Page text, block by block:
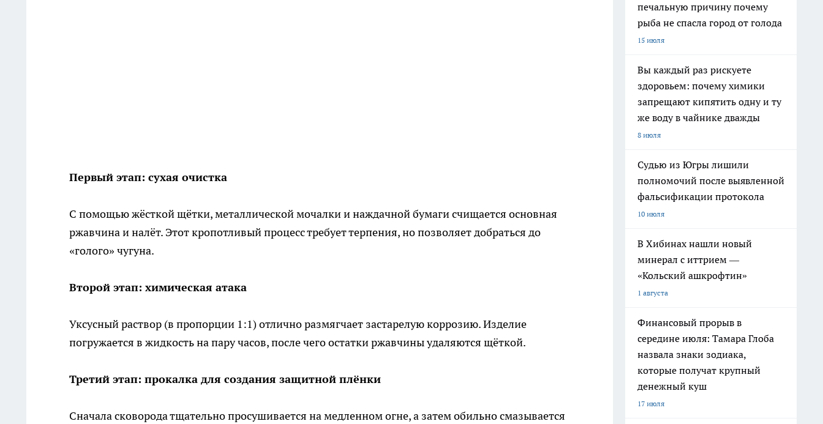
Первый этап: сухая очистка
С помощью жёсткой щётки, металлической мочалки и наждачной бумаги счищается основная
ржавчина и налёт. Этот кропотливый процесс требует терпения, но позволяет добраться до
«голого» чугуна.
Второй этап: химическая атака
Уксусный раствор (в пропорции 1:1) отлично размягчает застарелую коррозию. Изделие
погружается в жидкость на пару часов, после чего остатки ржавчины удаляются щёткой.
Третий этап: прокалка для создания защитной плёнки
Сначала сковорода тщательно просушивается на медленном огне, а затем обильно смазывается
печальную причину почему
рыба не спасла город от голода
15 июля
Вы каждый раз рискуете
здоровьем: почему химики
запрещают кипятить одну и ту
же воду в чайнике дважды
8 июля
Судью из Югры лишили
полномочий после выявленной
фальсификации протокола
10 июля
В Хибинах нашли новый
минерал с иттрием —
«Кольский ашкрофтин»
1 августа
Финансовый прорыв в
середине июля: Тамара Глоба
назвала знаки зодиака,
которые получат крупный
денежный куш
17 июля